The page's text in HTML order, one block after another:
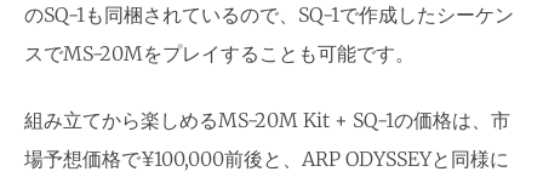
のSQ-1も同梱されているので、SQ-1で作成したシーケン
スでMS-20Mをプレイすることも可能です。
組み立てから楽しめるMS-20M Kit + SQ-1の価格は、市
場予想価格で¥100,000前後と、ARP ODYSSEYと同様に